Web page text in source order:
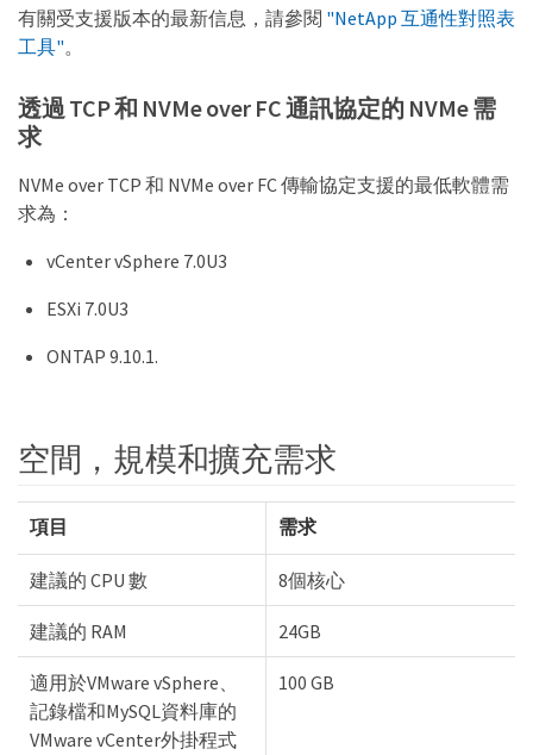
有關受支援版本的最新信息，請參閱 "NetApp 互通性對照表
工具"。
透過 TCP 和 NVMe over FC 通訊協定的 NVMe 需
求
NVMe over TCP 和 NVMe over FC 傳輸協定支援的最低軟體需
求為：
vCenter vSphere 7.0U3
ESXi 7.0U3
ONTAP 9.10.1.
空間，規模和擴充需求
項目 需求
建議的 CPU 數 8個核心
建議的 RAM 24GB
適用於VMware vSphere、
記錄檔和MySQL資料庫的
VMware vCenter外掛程式
100 GB